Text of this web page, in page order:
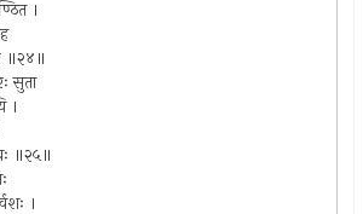
।
॥२४॥
सुता
।
॥२५॥
।